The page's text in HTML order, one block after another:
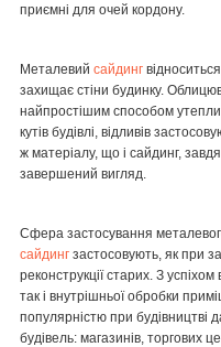
приємні для очей кордону.
Металевий сайдинг
захищає стіни будинку.
найпростішим способом
кутів будівлі, відливів
ж матеріалу, що і сайдинг,
завершений вигляд.
Сфера застосування
сайдинг застосовують, як при
реконструкції старих. З
так і внутрішньої обробки
популярністю при будівництві
будівель: магазинів, торгових